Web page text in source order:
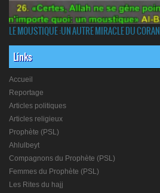
LE MOUSTIQUE :UN AUTRE MIRACLE DU CORAN
Links
Accueil
Reportage
Articles politiques
Articles religieux
Prophète (PSL)
Ahlulbeyt
Compagnons du Prophète (PSL)
Femmes du Prophète (PSL)
Les Rites du hajj